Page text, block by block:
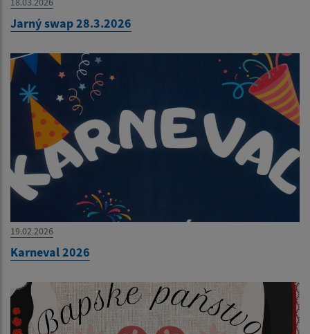
Jarný swap 28.3.2026
19.02.2026
Karneval 2026